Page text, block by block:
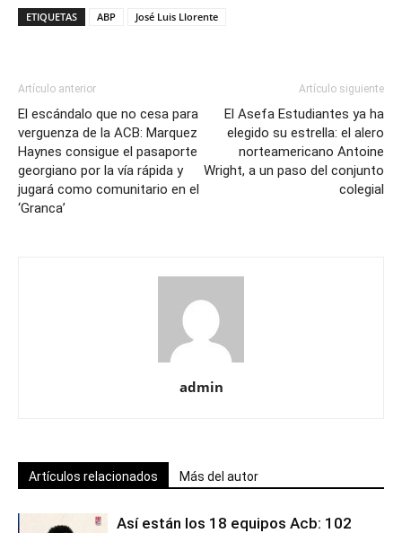
ETIQUETAS ABP José Luis Llorente
Artículo anterior
El escándalo que no cesa para
verguenza de la ACB: Marquez
Haynes consigue el pasaporte
georgiano por la vía rápida y
jugará como comunitario en el
‘Granca’
Artículo siguiente
El Asefa Estudiantes ya ha
elegido su estrella: el alero
norteamericano Antoine
Wright, a un paso del conjunto
colegial
admin
Artículos relacionados Más del autor
Así están los 18 equipos Acb: 102